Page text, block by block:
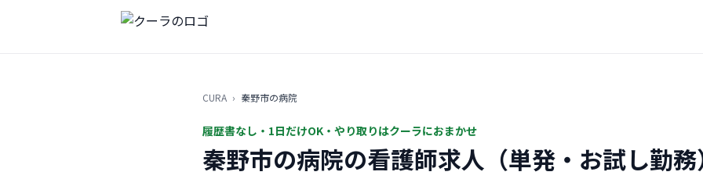
CURA › 秦野市の病院
履歴書なし・1日だけOK・やり取りはクーラにおまかせ
秦野市の病院の看護師求人（単発・お試し勤